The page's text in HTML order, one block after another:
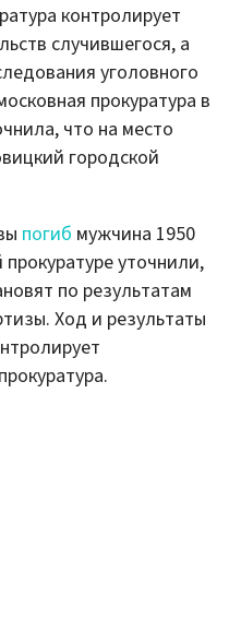
контролирует
случившегося, а
уголовного
прокуратура в
что на место
городской
погиб мужчина 1950
уточнили,
по результатам
Ход и результаты